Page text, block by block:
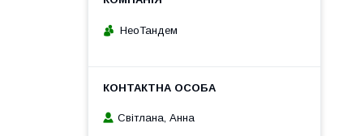
НеоТандем
Світлана, Анна